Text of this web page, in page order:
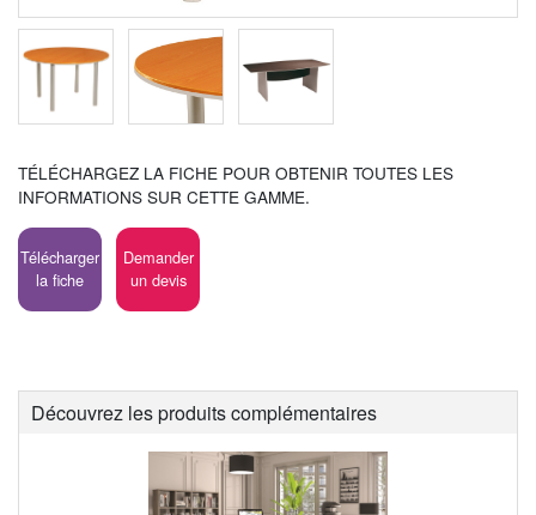
TÉLÉCHARGEZ LA FICHE POUR OBTENIR TOUTES LES
INFORMATIONS SUR CETTE GAMME.
Télécharger
la fiche
Demander
un devis
Découvrez les produits complémentaires